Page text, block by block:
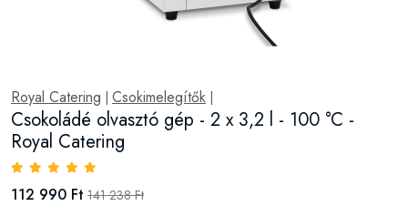
Royal Catering Csokimelegítők
Csokoládé olvasztó gép - 2 x 3,2 l - 100 °C -
Royal Catering
112 990 Ft 141 238 Ft